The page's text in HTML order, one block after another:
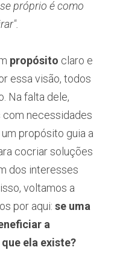
próprio é como
propósito claro e
essa visão, todos
Na falta dele,
necessidades
propósito guia a
cocriar soluções
dos interesses
voltamos a
por aqui: se uma
a
ela existe?